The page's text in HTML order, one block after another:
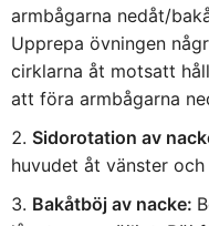
armbågarna nedåt/
Upprepa övningen
cirklarna åt motsatt
att föra armbågarna
Sidorotation av
huvudet åt vänster
Bakåtböj av nacke: